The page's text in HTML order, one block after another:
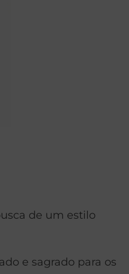
de um estilo
e sagrado para os